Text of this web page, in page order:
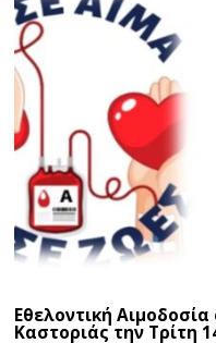
Εθελοντική
Καστοριάς την Τρίτη